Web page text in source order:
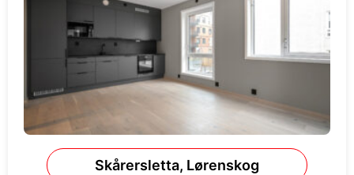
Skårersletta, Lørenskog